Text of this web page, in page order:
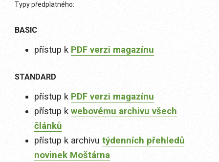
Typy předplatného:
BASIC
přístup k PDF verzi magazínu
STANDARD
přístup k PDF verzi magazínu
přístup k webovému archivu všech
článků
přístup k archivu týdenních přehledů
novinek Moštárna